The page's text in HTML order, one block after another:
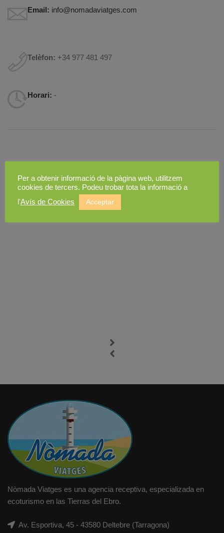
Email: info@nomadaviatges.com
Telèfon: +34 977 481 497
Horari: -
Nòmada Viatges es una agencia receptiva, especializada en
ecoturismo en las Tierras del Ebro.
Av. Esportiva, 45 - 43580 Deltebre (Tarragona)
Per a obtenir informació de la pàgina web, utilitzem
cookies de tercers. Podeu trobar tota la informació a
l'Avís de Cookies Acceptar